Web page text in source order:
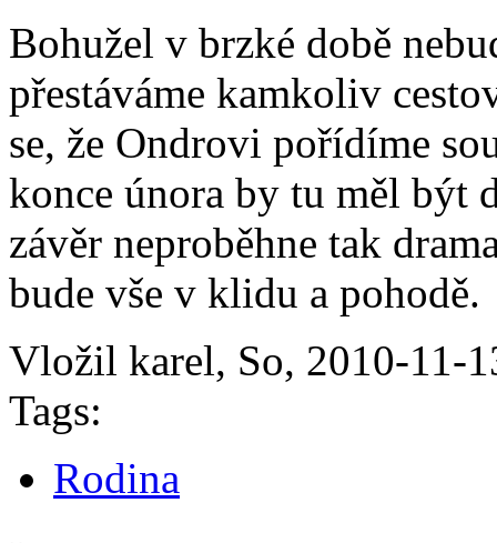
Bohužel v brzké době
přestáváme kamkoliv
se, že Ondrovi pořídíme
konce února by tu měl být
závěr neproběhne tak
bude vše v klidu a pohodě.
Vložil karel, So, 2010-11-
Tags:
Rodina